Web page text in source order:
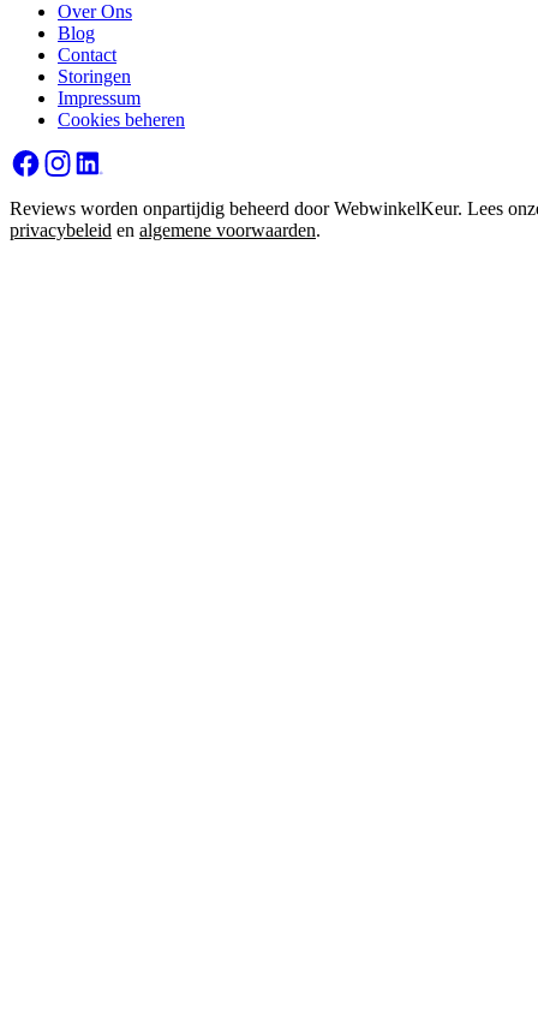
Over Ons
Blog
Contact
Storingen
Impressum
Cookies beheren
Reviews worden onpartijdig beheerd door WebwinkelKeur. Lees
privacybeleid en algemene voorwaarden.